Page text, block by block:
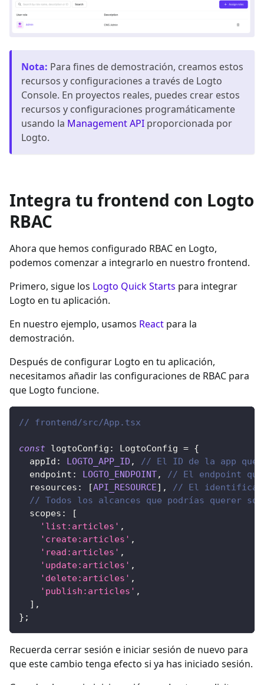
Nota: Para fines de demostración, creamos estos
recursos y configuraciones a través de Logto
Console. En proyectos reales, puedes crear estos
recursos y configuraciones programáticamente
usando la Management API proporcionada por
Logto.
Integra tu frontend con Logto
RBAC
Ahora que hemos configurado RBAC en Logto,
podemos comenzar a integrarlo en nuestro frontend.
Primero, sigue los Logto Quick Starts para integrar
Logto en tu aplicación.
En nuestro ejemplo, usamos React para la
demostración.
Después de configurar Logto en tu aplicación,
necesitamos añadir las configuraciones de RBAC para
que Logto funcione.
// frontend/src/App.tsx
const logtoConfig : LogtoConfig = {
  appId
: LOGTO_APP_ID ,
// El ID de la app que
  endpoint
: LOGTO_ENDPOINT,
// El endpoint que
  resources
: [API_RESOURCE] ,
// El
// Todos los alcances que podrías querer
  scopes
:
[
'list:articles' ,
'create:articles' ,
'read:articles' ,
'update:articles' ,
'delete:articles' ,
'publish:articles' ,
] ,
} ;
Recuerda cerrar sesión e iniciar sesión de nuevo para
que este cambio tenga efecto si ya has iniciado sesión.